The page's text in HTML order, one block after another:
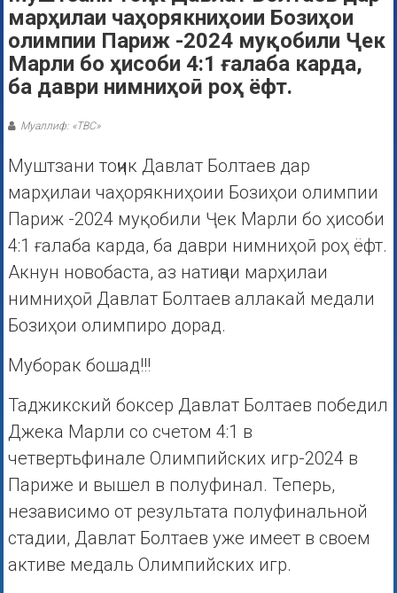
марҳилаи чаҳорякниҳоии Бозиҳои
олимпии Париж -2024 муқобили Ҷек
Марли бо ҳисоби 4:1 ғалаба карда,
ба даври нимниҳоӣ роҳ ёфт.
Муаллиф: «ТВС»
Муштзани тоҷик Давлат Болтаев дар
марҳилаи чаҳорякниҳоии Бозиҳои олимпии
Париж -2024 муқобили Ҷек Марли бо ҳисоби
4:1 ғалаба карда, ба даври нимниҳоӣ роҳ ёфт.
Акнун новобаста, аз натиҷаи марҳилаи
нимниҳоӣ Давлат Болтаев аллакай медали
Бозиҳои олимпиро дорад.
Муборак бошад!!!
Таджикский боксер Давлат Болтаев победил
Джека Марли со счетом 4:1 в
четвертьфинале Олимпийских игр-2024 в
Париже и вышел в полуфинал. Теперь,
независимо от результата полуфинальной
стадии, Давлат Болтаев уже имеет в своем
активе медаль Олимпийских игр.